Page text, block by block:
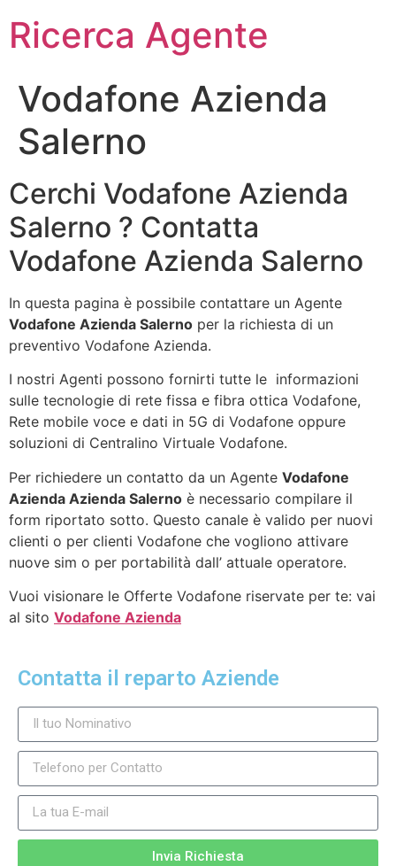
Ricerca Agente
Vodafone Azienda
Salerno
Cerchi Vodafone Azienda
Salerno ? Contatta
Vodafone Azienda Salerno
In questa pagina è possibile contattare un Agente
Vodafone Azienda Salerno per la richiesta di un
preventivo Vodafone Azienda.
I nostri Agenti possono fornirti tutte le informazioni
sulle tecnologie di rete fissa e fibra ottica Vodafone,
Rete mobile voce e dati in 5G di Vodafone oppure
soluzioni di Centralino Virtuale Vodafone.
Per richiedere un contatto da un Agente Vodafone
Azienda Azienda Salerno è necessario compilare il
form riportato sotto. Questo canale è valido per nuovi
clienti o per clienti Vodafone che vogliono attivare
nuove sim o per portabilità dall’ attuale operatore.
Vuoi visionare le Offerte Vodafone riservate per te: vai
al sito Vodafone Azienda
Contatta il reparto Aziende
Invia Richiesta